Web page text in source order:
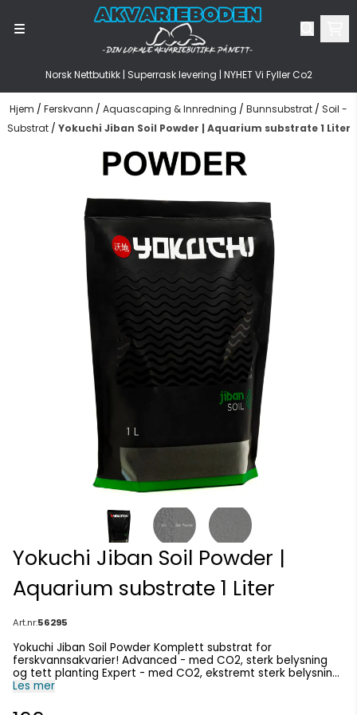
Hopp til innhold
Norsk Nettbutikk | Superrask levering | NYHET Vi Fyller Co2
Hjem / Ferskvann / Aquascaping & Innredning / Bunnsubstrat / Soil -
Substrat / Yokuchi Jiban Soil Powder | Aquarium substrate 1 Liter
Yokuchi Jiban Soil Powder |
Aquarium substrate 1 Liter
Art.nr:56295
Yokuchi Jiban Soil Powder Komplett substrat for
ferskvannsakvarier! Advanced - med CO2, sterk belysning
og tett planting Expert - med CO2, ekstremt sterk belysning
og frodig vegetasjon Toppklasseeksperter innen kjemi,
ble kun brukt høykvalitets naturlige råmaterialer i
Les mer